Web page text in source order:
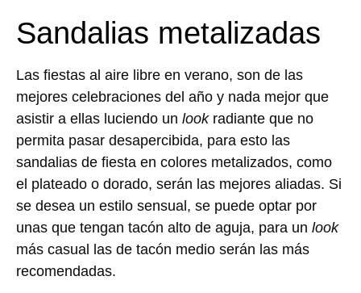
Sandalias metalizadas
Las fiestas al aire libre en verano, son de las
mejores celebraciones del año y nada mejor que
asistir a ellas luciendo un lookradiante que no
permita pasar desapercibida, para esto las
sandalias de fiesta en colores metalizados, como
el plateado o dorado, serán las mejores aliadas. Si
se desea un estilo sensual, se puede optar por
unas que tengan tacón alto de aguja, para un look
más casual las de tacón medio serán las más
recomendadas.